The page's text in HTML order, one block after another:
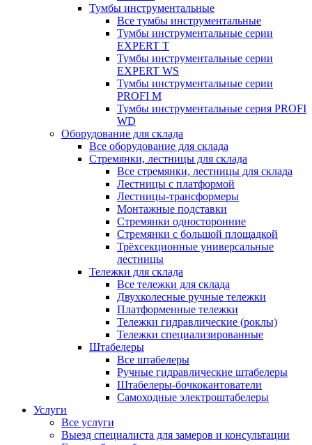
Тумбы инструментальные
Все тумбы инструментальные
Тумбы инструментальные серии
EXPERT T
Тумбы инструментальные серии
EXPERT WS
Тумбы инструментальные серии
PROFI M
Тумбы инструментальные серия PROFI
WD
Оборудование для склада
Все оборудование для склада
Стремянки, лестницы для склада
Все стремянки, лестницы для склада
Лестницы с платформой
Лестницы-трансформеры
Монтажные подставки
Стремянки односторонние
Стремянки с большой площадкой
Трёхсекционные универсальные
лестницы
Тележки для склада
Все тележки для склада
Двухколесные ручные тележки
Платформенные тележки
Тележки гидравлические (роклы)
Тележки специализированные
Штабелеры
Все штабелеры
Ручные гидравлические штабелеры
Штабелеры-бочкокантователи
Самоходные электроштабелеры
Услуги
Все услуги
Выезд специалиста для замеров и консультации